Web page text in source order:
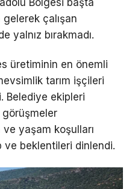
Bölgesi başta
çalışan
yalnız bırakmadı.
üretiminin en önemli
tarım işçileri
Belediye ekipleri
görüşmeler
yaşam koşulları
ve beklentileri dinlendi.